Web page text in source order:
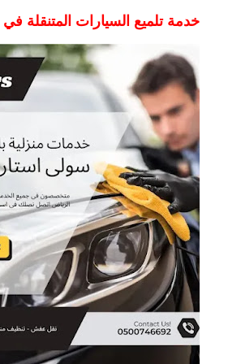
خدمة تلميع السيارات المتنقلة